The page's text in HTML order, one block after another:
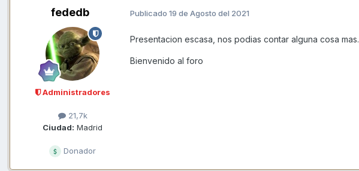
fededb
Administradores
21,7k
Ciudad: Madrid
Donador
Publicado 19 de Agosto del 2021
Presentacion escasa, nos podias contar alguna cosa mas.
Bienvenido al foro